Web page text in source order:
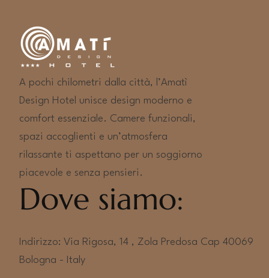
A pochi chilometri dalla città, l’Amatì
Design Hotel unisce design moderno e
comfort essenziale. Camere funzionali,
spazi accoglienti e un’atmosfera
rilassante ti aspettano per un soggiorno
piacevole e senza pensieri.
Dove siamo:
Indirizzo: Via Rigosa, 14 , Zola Predosa Cap 40069
Bologna - Italy